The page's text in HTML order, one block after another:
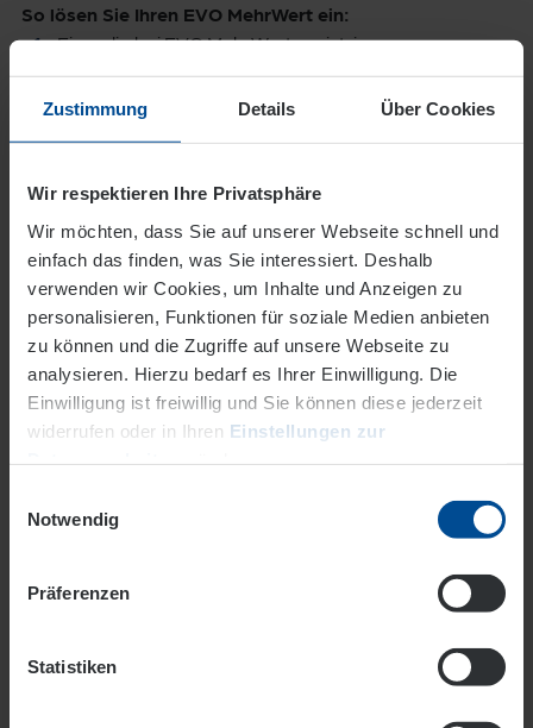
Zustimmung Details Über Cookies
Wir respektieren Ihre Privatsphäre
Wir möchten, dass Sie auf unserer Webseite schnell und
einfach das finden, was Sie interessiert. Deshalb
verwenden wir Cookies, um Inhalte und Anzeigen zu
personalisieren, Funktionen für soziale Medien anbieten
zu können und die Zugriffe auf unsere Webseite zu
analysieren. Hierzu bedarf es Ihrer Einwilligung. Die
Einwilligung ist freiwillig und Sie können diese jederzeit
widerrufen oder in Ihren Einstellungen zur
Datenschutz
Notwendig
Präferenzen
Statistiken
So lösen Sie Ihren EVO MehrWert ein:
Einmalig bei EVO MehrWert registrieren
Gutschein online buchen
Vorteile nutzen
Als EVO Strom- oder Erdgaskunde können Sie
dieses Vorteilsangebot nutzen. Einfach mit Ihren
Kundendaten einloggen oder registrieren.